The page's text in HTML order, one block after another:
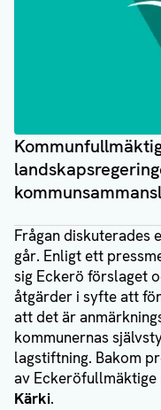
Frågan diskuterades
går. Enligt ett
sig Eckerö förslaget
åtgärder i syfte att
att det är
kommunernas
lagstiftning. Bakom
av
Kärki.